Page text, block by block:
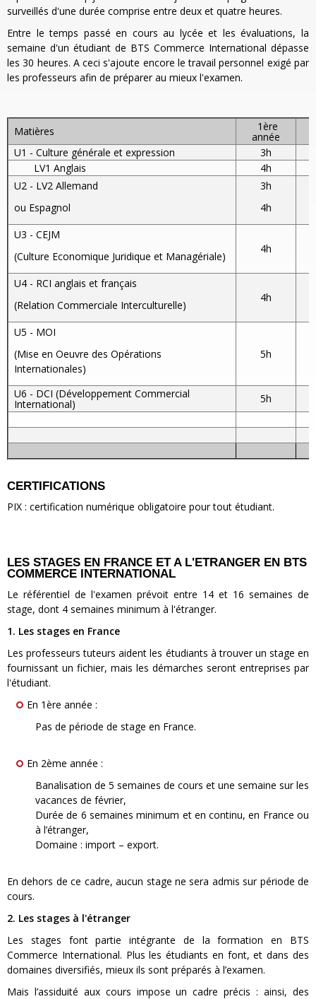
surveillés d'une durée comprise entre deux et quatre heures.
Entre le temps passé en cours au lycée et les évaluations, la
semaine d'un étudiant de BTS Commerce International dépasse
les 30 heures. A ceci s'ajoute encore le travail personnel exigé par
les professeurs afin de préparer au mieux l'examen.
Matières 1ère
année
U1 - Culture générale et expression
3h
LV1 Anglais
4h
U2 - LV2 Allemand
ou Espagnol
3h
4h
U3 - CEJM
(Culture Economique Juridique et Managériale)
4h
U4 - RCI anglais et français
(Relation Commerciale Interculturelle)
4h
U5 - MOI
(Mise en Oeuvre des Opérations
Internationales)
5h
U6 - DCI (Développement Commercial
International) 5h
CERTIFICATIONS
PIX : certification numérique obligatoire pour tout étudiant.
LES STAGES EN FRANCE ET A L'ETRANGER EN BTS
COMMERCE INTERNATIONAL
Le référentiel de l'examen prévoit entre 14 et 16 semaines de
stage, dont 4 semaines minimum à l'étranger.
1. Les stages en France
Les professeurs tuteurs aident les étudiants à trouver un stage en
fournissant un fichier, mais les démarches seront entreprises par
l'étudiant.
En 1ère année :
Pas de période de stage en France.
En 2ème année :
Banalisation de 5 semaines de cours et une semaine sur les
vacances de février,
Durée de 6 semaines minimum et en continu, en France ou
à l’étranger,
Domaine : import – export.
En dehors de ce cadre, aucun stage ne sera admis sur période de
cours.
2. Les stages à l'étranger
Les stages font partie intégrante de la formation en BTS
Commerce International. Plus les étudiants en font, et dans des
domaines diversifiés, mieux ils sont préparés à l’examen.
Mais l’assiduité aux cours impose un cadre précis : ainsi, des